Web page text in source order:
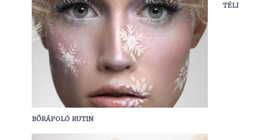
TÉLI
BŐRÁPOLÓ RUTIN